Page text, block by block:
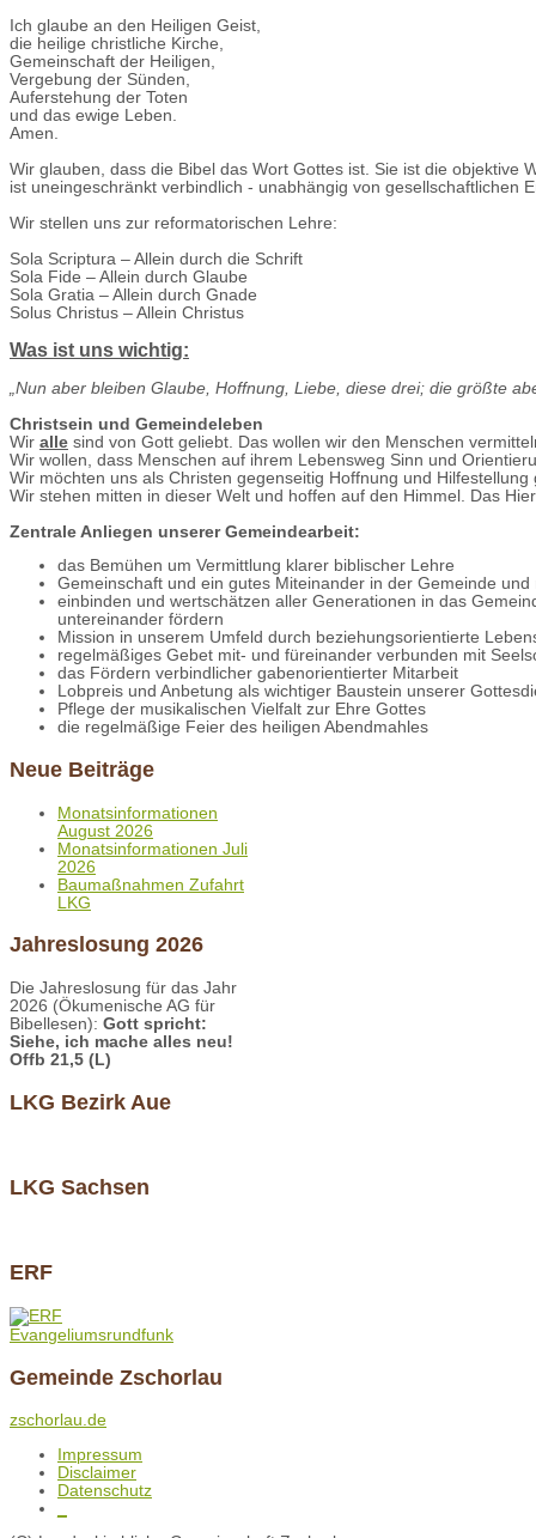
Ich glaube an den Heiligen Geist,
die heilige christliche Kirche,
Gemeinschaft der Heiligen,
Vergebung der Sünden,
Auferstehung der Toten
und das ewige Leben.
Amen.
Wir glauben, dass die Bibel das Wort Gottes ist. Sie ist die objektive
ist uneingeschränkt verbindlich - unabhängig von gesellschaftlichen
Wir stellen uns zur reformatorischen Lehre:
Sola Scriptura – Allein durch die Schrift
Sola Fide – Allein durch Glaube
Sola Gratia – Allein durch Gnade
Solus Christus – Allein Christus
Was ist uns wichtig:
„Nun aber bleiben Glaube, Hoffnung, Liebe, diese drei; die größte
Christsein und Gemeindeleben
Wir alle sind von Gott geliebt. Das wollen wir den Menschen
Wir wollen, dass Menschen auf ihrem Lebensweg Sinn und
Wir möchten uns als Christen gegenseitig Hoffnung und
Wir stehen mitten in dieser Welt und hoffen auf den Himmel. Das
Zentrale Anliegen unserer Gemeindearbeit:
das Bemühen um Vermittlung klarer biblischer Lehre
Gemeinschaft und ein gutes Miteinander in der Gemeinde
einbinden und wertschätzen aller Generationen in das
untereinander fördern
Mission in unserem Umfeld durch beziehungsorientierte
regelmäßiges Gebet mit- und füreinander verbunden mit
das Fördern verbindlicher gabenorientierter Mitarbeit
Lobpreis und Anbetung als wichtiger Baustein unserer
Pflege der musikalischen Vielfalt zur Ehre Gottes
die regelmäßige Feier des heiligen Abendmahles
Neue Beiträge
Monatsinformationen
August 2026
Monatsinformationen Juli
2026
Baumaßnahmen Zufahrt
LKG
Jahreslosung 2026
Die Jahreslosung für das Jahr
2026 (Ökumenische AG für
Bibellesen): Gott spricht:
Siehe, ich mache alles neu!
Offb 21,5 (L)
LKG Bezirk Aue
LKG Sachsen
ERF
Evangeliumsrundfunk
Gemeinde Zschorlau
zschorlau.de
Impressum
Disclaimer
Datenschutz